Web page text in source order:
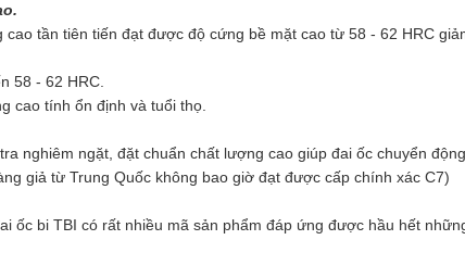
cao tần tiên tiến đạt được độ cứng bề mặt cao từ 58 - 62 HRC
58 - 62 HRC.
cao tính ổn định và tuổi thọ.
nghiêm ngặt, đặt chuẩn chất lượng cao giúp đai ốc chuyển
giả từ Trung Quốc không bao giờ đạt được cấp chính xác C7)
ốc bi TBI có rất nhiều mã sản phẩm đáp ứng được hầu hết